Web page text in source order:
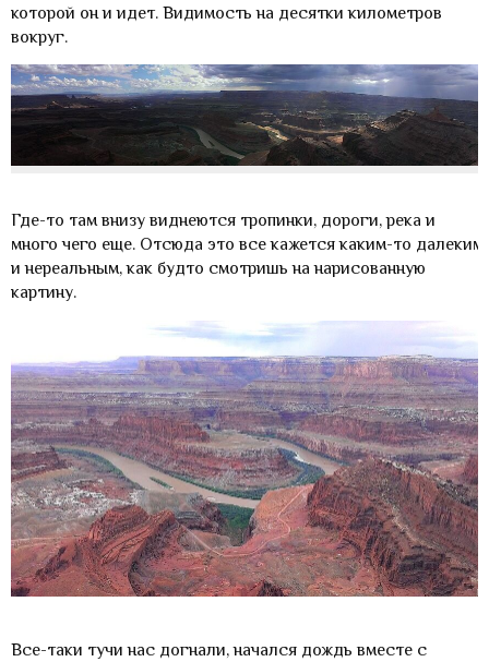
которой он и идет. Видимость на десятки километров
вокруг.
Где-то там внизу виднеются тропинки, дороги, река и
много чего еще. Отсюда это все кажется каким-то далеким
и нереальным, как будто смотришь на нарисованную
картину.
Все-таки тучи нас догнали, начался дождь вместе с